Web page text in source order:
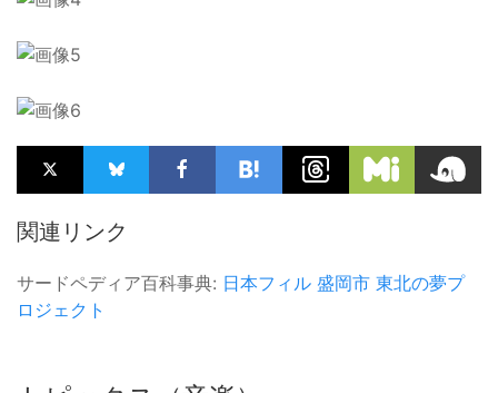
関連リンク
サードペディア百科事典: 日本フィル 盛岡市 東北の夢プ
ロジェクト